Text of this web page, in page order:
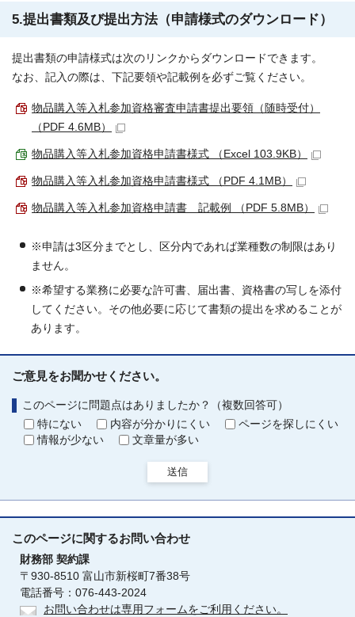
5.提出書類及び提出方法（申請様式のダウンロード）
提出書類の申請様式は次のリンクからダウンロードできます。
なお、記入の際は、下記要領や記載例を必ずご覧ください。
物品購入等入札参加資格審査申請書提出要領（随時受付）
（PDF 4.6MB）
物品購入等入札参加資格申請書様式 （Excel 103.9KB）
物品購入等入札参加資格申請書様式 （PDF 4.1MB）
物品購入等入札参加資格申請書 記載例 （PDF 5.8MB）
※申請は3区分までとし、区分内であれば業種数の制限はあり
ません。
※希望する業務に必要な許可書、届出書、資格書の写しを添付
してください。その他必要に応じて書類の提出を求めることが
あります。
ご意見をお聞かせください。
このページに問題点はありましたか？（複数回答可）
特にない
内容が分かりにくい
ページを探しにくい
情報が少ない
文章量が多い
送信
このページに関するお問い合わせ
財務部 契約課
〒930-8510 富山市新桜町7番38号
電話番号：076-443-2024
お問い合わせは専用フォームをご利用ください。